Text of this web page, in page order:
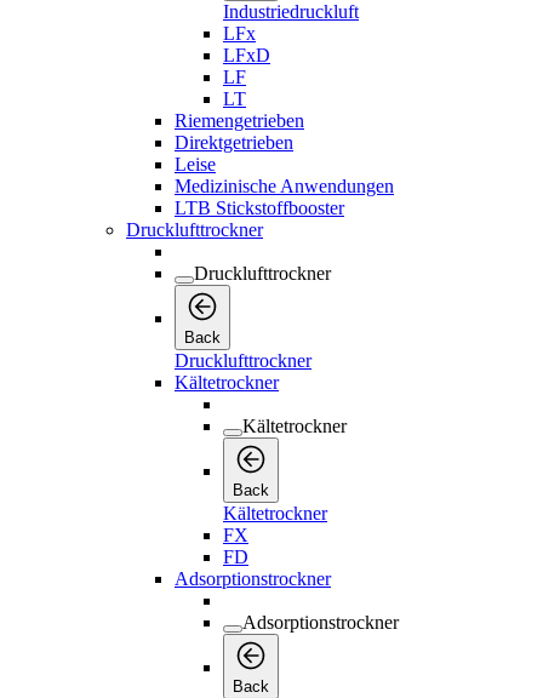
Industriedruckluft
LFx
LFxD
LF
LT
Riemengetrieben
Direktgetrieben
Leise
Medizinische Anwendungen
LTB Stickstoffbooster
Drucklufttrockner
Drucklufttrockner
Back
Drucklufttrockner
Kältetrockner
Kältetrockner
Back
Kältetrockner
FX
FD
Adsorptionstrockner
Adsorptionstrockner
Back